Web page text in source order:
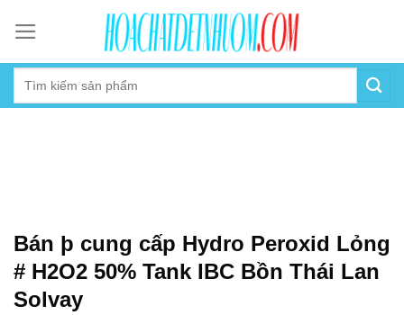
content
Bán þ cung cấp Hydro Peroxid Lỏng
# H2O2 50% Tank IBC Bồn Thái Lan
Solvay